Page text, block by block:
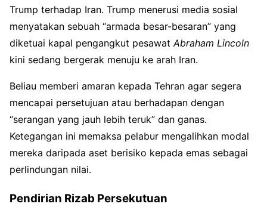
Trump terhadap Iran. Trump menerusi media sosial
menyatakan sebuah “armada besar-besaran” yang
diketuai kapal pengangkut pesawatAbraham Lincoln
kini sedang bergerak menuju ke arah Iran.
Beliau memberi amaran kepada Tehran agar segera
mencapai persetujuan atau berhadapan dengan
“serangan yang jauh lebih teruk” dan ganas.
Ketegangan ini memaksa pelabur mengalihkan modal
mereka daripada aset berisiko kepada emas sebagai
perlindungan nilai.
Pendirian Rizab Persekutuan